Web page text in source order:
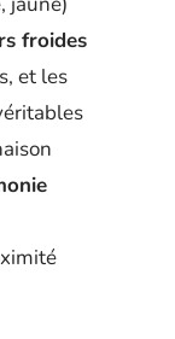
froides
et les